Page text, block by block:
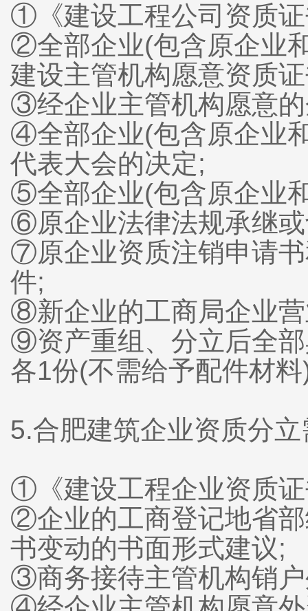
①《建设工程公司资质
②全部企业(包含原企业
建设主管机构愿意资质
③经企业主管机构愿意
④全部企业(包含原企业
代表大会的决定;
⑤全部企业(包含原企业
⑥原企业法律法规承继
⑦原企业资质注销申请
件;
⑧新企业的工商局企业
⑨资产重组、分立后全
各1份(不需给予配件材
5.合肥建筑企业资质分
①《建设工程企业资质
②企业的工商登记地省
书变动的书面形式建议;
③商务接待主管机构销